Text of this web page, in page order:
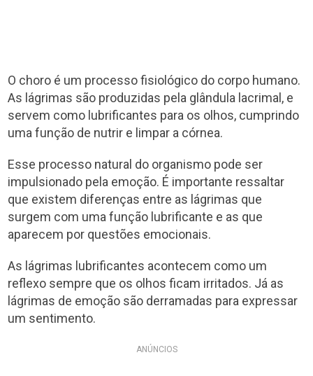
O choro é um processo fisiológico do corpo humano.
As lágrimas são produzidas pela glândula lacrimal, e
servem como lubrificantes para os olhos, cumprindo
uma função de nutrir e limpar a córnea.
Esse processo natural do organismo pode ser
impulsionado pela emoção. É importante ressaltar
que existem diferenças entre as lágrimas que
surgem com uma função lubrificante e as que
aparecem por questões emocionais.
As lágrimas lubrificantes acontecem como um
reflexo sempre que os olhos ficam irritados. Já as
lágrimas de emoção são derramadas para expressar
um sentimento.
ANÚNCIOS